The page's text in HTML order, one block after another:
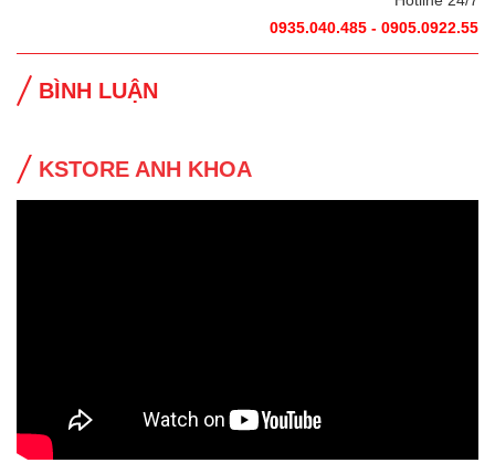
0935.040.485 - 0905.0922.55
BÌNH LUẬN
KSTORE ANH KHOA